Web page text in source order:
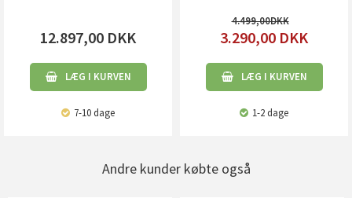
12.897,00 DKK
LÆG I KURVEN
7-10 dage
4.499,00
3.290,00 DKK
LÆG I KURVEN
1-2 dage
Andre kunder købte også